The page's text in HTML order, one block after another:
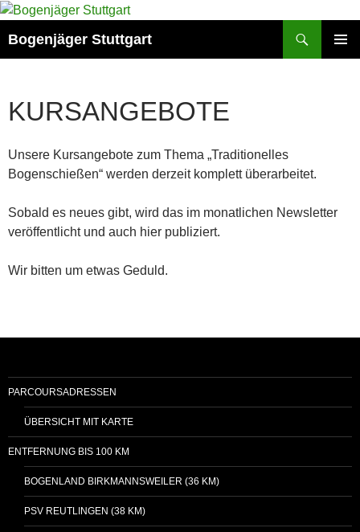
Zum
springen
Bogenjäger Stuttgart
KURSANGEBOTE
Unsere Kursangebote zum Thema „Traditionelles
Bogenschießen“ werden derzeit komplett überarbeitet.
Sobald es neues gibt, wird das im monatlichen Newsletter
veröffentlicht und auch hier publiziert.
Wir bitten um etwas Geduld.
PARCOURSADRESSEN
ÜBERSICHT MIT KARTE
ENTFERNUNG BIS 100 KM
BOGENLAND BIRKMANNSWEILER (36 KM)
PSV REUTLINGEN (38 KM)